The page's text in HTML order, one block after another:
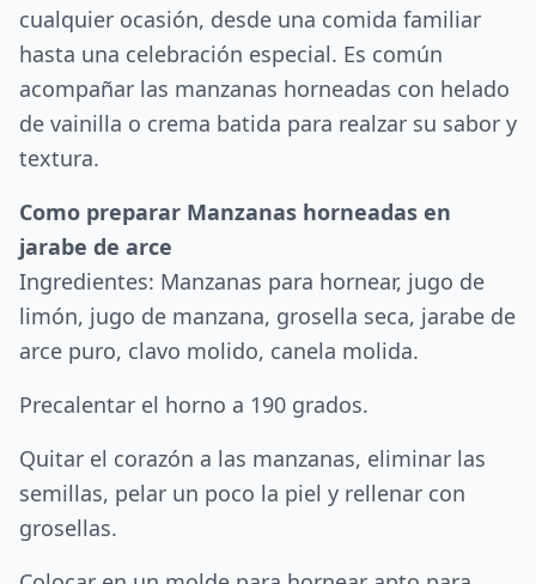
cualquier ocasión, desde una comida familiar
hasta una celebración especial. Es común
acompañar las manzanas horneadas con helado
de vainilla o crema batida para realzar su sabor y
textura.
Como preparar Manzanas horneadas en
jarabe de arce
Ingredientes: Manzanas para hornear, jugo de
limón, jugo de manzana, grosella seca, jarabe de
arce puro, clavo molido, canela molida.
Precalentar el horno a 190 grados.
Quitar el corazón a las manzanas, eliminar las
semillas, pelar un poco la piel y rellenar con
grosellas.